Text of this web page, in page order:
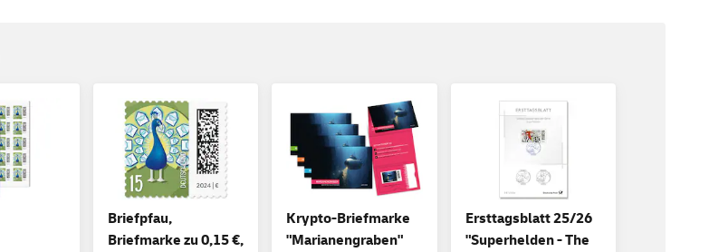
Briefpfau,
Briefmarke zu 0,15 €,
Krypto-Briefmarke
"Marianengraben"
Ersttagsblatt 25/26
"Superhelden - The